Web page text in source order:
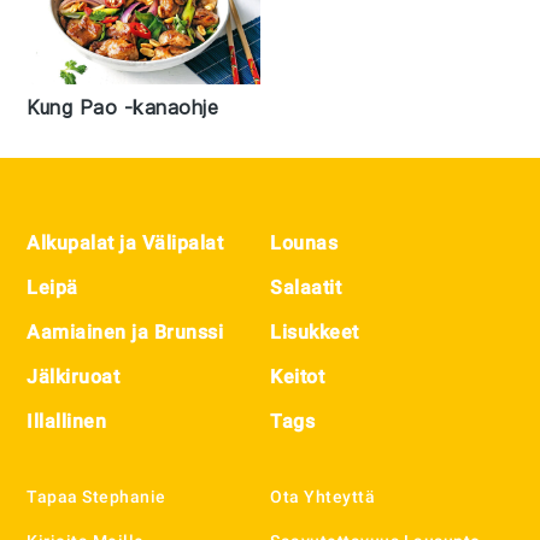
Kung Pao -kanaohje
Footer
Alkupalat ja Välipalat
Leipä
Aamiainen ja Brunssi
Jälkiruoat
Illallinen
Lounas
Salaatit
Lisukkeet
Keitot
Tags
Tapaa Stephanie Ota Yhteyttä